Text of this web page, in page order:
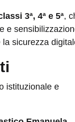
3ª, 4ª e 5ª,
e
sicurezza
istituzionale e